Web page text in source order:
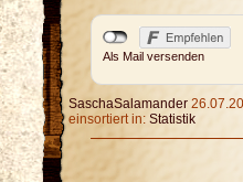
Als Mail versenden
SaschaSalamander
einsortiert in: Statistik